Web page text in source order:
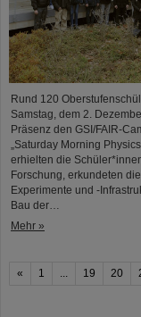
Rund 120
Samstag, dem 2.
Präsenz den GSI/FAIR-
„Saturday Morning
erhielten die
Forschung, erkundeten
Experimente und -
Bau der…
Mehr »
« 1 ... 19 20